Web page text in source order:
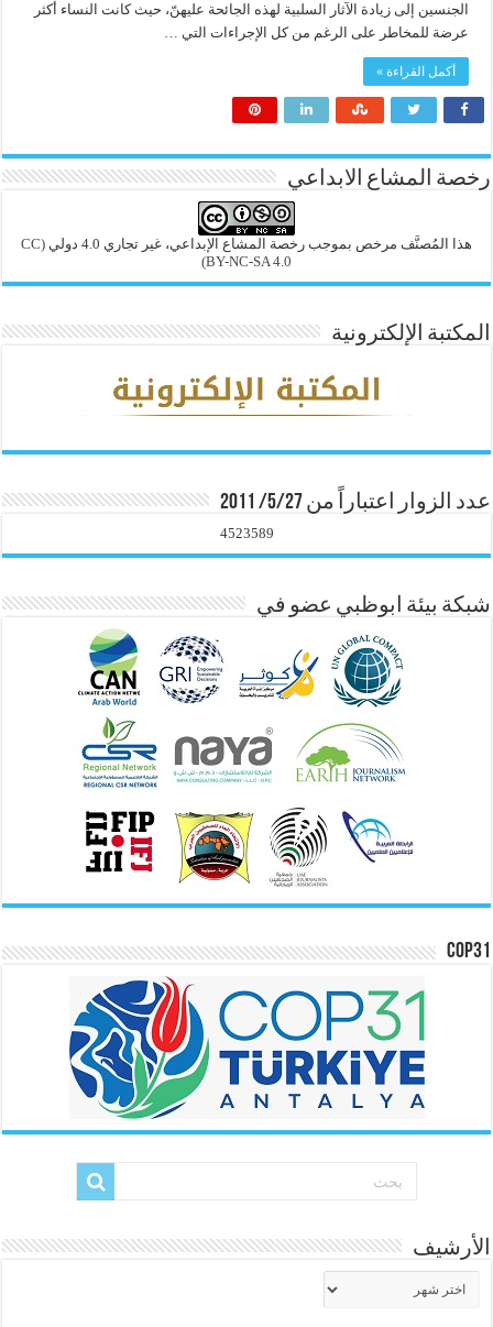
الجنسين إلى زيادة الآثار السلبية لهذه الجائحة عليهنّ، حيث كانت النساء أكثر
عرضة للمخاطر على الرغم من كل الإجراءات التي …
أكمل القراءة »
رخصة المشاع الابداعي
هذا المُصنَّف مرخص بموجب رخصة المشاع الإبداعي، غير تجاري 4.0 دولي
(CC
BY-NC-SA 4.0)
المكتبة الإلكترونية
عدد الزوار اعتباراً من 5/27/ 2011
4523589
شبكة بيئة ابوظبي عضو في
COP31
الأرشيف